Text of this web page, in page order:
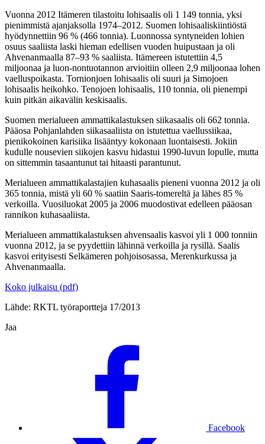
Vuonna 2012 Itämeren tilastoitu lohisaalis oli 1 149 tonnia, yksi
pienimmistä ajanjaksolla 1974–2012. Suomen lohisaaliskiintiöstä
hyödynnettiin 96 % (466 tonnia). Luonnossa syntyneiden lohien
osuus saaliista laski hieman edellisen vuoden huipustaan ja oli
Ahvenanmaalla 87–93 % saaliista. Itämereen istutettiin 4,5
miljoonaa ja luon-nontuotannon arvioitiin olleen 2,9 miljoonaa lohen
vaelluspoikasta. Tornionjoen lohisaalis oli suuri ja Simojoen
lohisaalis heikohko. Tenojoen lohisaalis, 110 tonnia, oli pienempi
kuin pitkän aikavälin keskisaalis.
Suomen merialueen ammattikalastuksen siikasaalis oli 662 tonnia.
Pääosa Pohjanlahden siikasaaliista on istutettua vaellussiikaa,
pienikokoinen karisiika lisääntyy kokonaan luontaisesti. Jokiin
kudulle nousevien siikojen kasvu hidastui 1990-luvun lopulle, mutta
on sittemmin tasaantunut tai hitaasti parantunut.
Merialueen ammattikalastajien kuhasaalis pieneni vuonna 2012 ja oli
365 tonnia, mistä yli 60 % saatiin Saaris-tomereltä ja lähes 85 %
verkoilla. Vuosiluokat 2005 ja 2006 muodostivat edelleen pääosan
rannikon kuhasaaliista.
Merialueen ammattikalastuksen ahvensaalis kasvoi yli 1 000 tonniin
vuonna 2012, ja se pyydettiin lähinnä verkoilla ja rysillä. Saalis
kasvoi erityisesti Selkämeren pohjoisosassa, Merenkurkussa ja
Ahvenanmaalla.
Koko julkaisu (pdf)
Lähde: RKTL työraportteja 17/2013
Jaa
Facebook